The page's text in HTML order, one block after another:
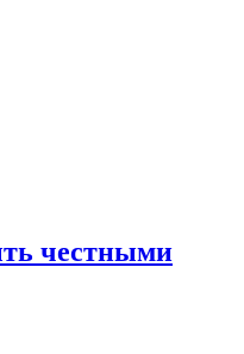
честными